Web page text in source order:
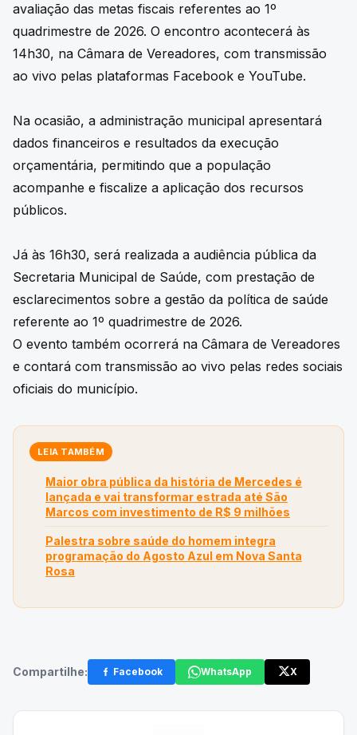
avaliação das metas fiscais referentes ao 1º
quadrimestre de 2026. O encontro acontecerá às
14h30, na Câmara de Vereadores, com transmissão
ao vivo pelas plataformas Facebook e YouTube.
Na ocasião, a administração municipal apresentará
dados financeiros e resultados da execução
orçamentária, permitindo que a população
acompanhe e fiscalize a aplicação dos recursos
públicos.
Já às 16h30, será realizada a audiência pública da
Secretaria Municipal de Saúde, com prestação de
esclarecimentos sobre a gestão da política de saúde
referente ao 1º quadrimestre de 2026.
O evento também ocorrerá na Câmara de Vereadores
e contará com transmissão ao vivo pelas redes sociais
oficiais do município.
LEIA TAMBÉM
Maior obra pública da história de Mercedes é
lançada e vai transformar estrada até São
Marcos com investimento de R$ 9 milhões
Palestra sobre saúde do homem integra
programação do Agosto Azul em Nova Santa
Rosa
Compartilhe: Facebook WhatsApp X